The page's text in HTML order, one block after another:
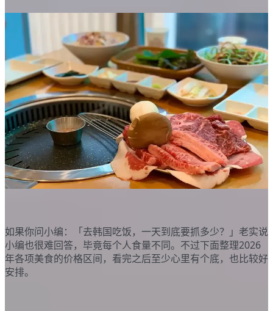
如果你问小编：「去韩国吃饭，一天到底要抓多少？」老实说
小编也很难回答，毕竟每个人食量不同。不过下面整理2026
年各项美食的价格区间，看完之后至少心里有个底，也比较好
安排。